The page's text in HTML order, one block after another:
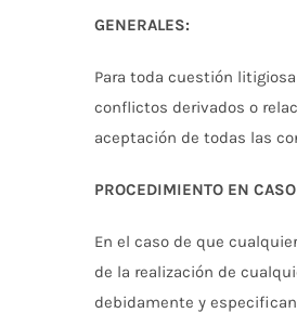
GENERALES:
Para toda cuestión
conflictos derivados o
aceptación de todas las
PROCEDIMIENTO EN
En el caso de que
de la realización de
debidamente y